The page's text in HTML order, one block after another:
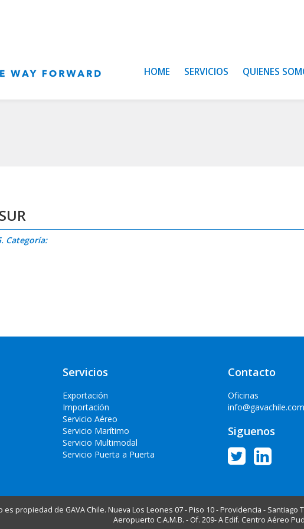
HOME SERVICIOS QUIENES
Categoría:
Servicios
Exportación
Importación
Servicio Aéreo
Servicio Marítimo
Servicio Multimodal
Servicio Puerta a Puerta
Contacto
Oficinas
info@gavachile.com
Siguenos
es propiedad de GAVA Chile. Nueva Los Leones 07 - Piso 10 - Providencia - Santiago
Aeropuerto C.A.M.B. - Of. 209- A Edif. Centro Aéreo